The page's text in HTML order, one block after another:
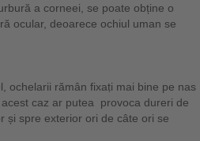
a corneei, se poate obține o
ocular, deoarece ochiul uman se
ochelarii rămân fixaṭi mai bine pe nas
caz ar putea provoca dureri de
și spre exterior ori de câte ori se